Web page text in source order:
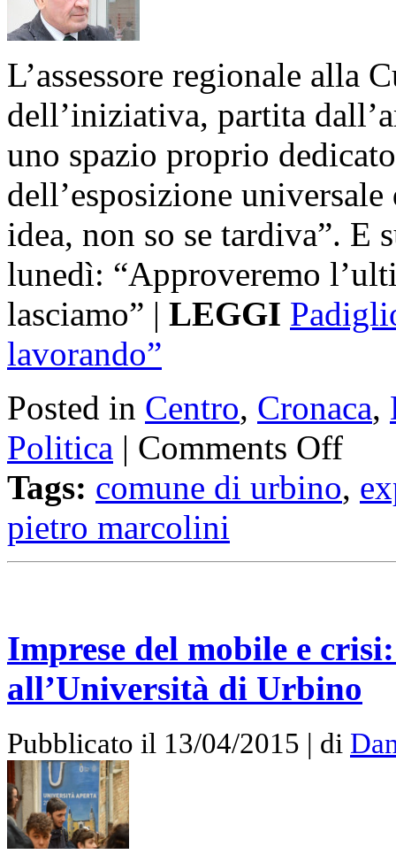
L’assessore regionale alla
dell’iniziativa, partita
uno spazio proprio
dell’esposizione
idea, non so se tardiva”. E
lunedì: “Approveremo
lasciamo” | LEGGI
lavorando”
Posted in Centro, Cronaca,
Politica | Comments Off
Tags: comune di urbino,
pietro marcolini
Imprese del mobile e
all’Università di Urbino
Pubblicato il 13/04/2015 | di